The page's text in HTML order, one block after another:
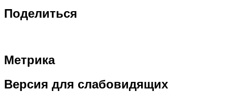
Поделиться
Метрика
Версия для слабовидящих